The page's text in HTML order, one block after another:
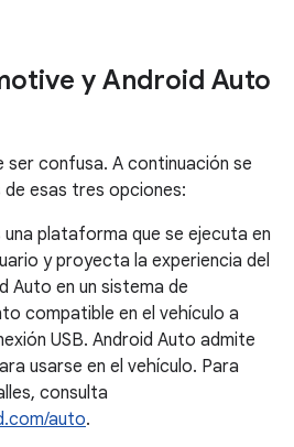
y Android Auto
ser confusa. A continuación se
esas tres opciones:
una plataforma que se ejecuta en
y proyecta la experiencia del
Auto en un sistema de
compatible en el vehículo a
USB. Android Auto admite
usarse en el vehículo. Para
consulta
auto.